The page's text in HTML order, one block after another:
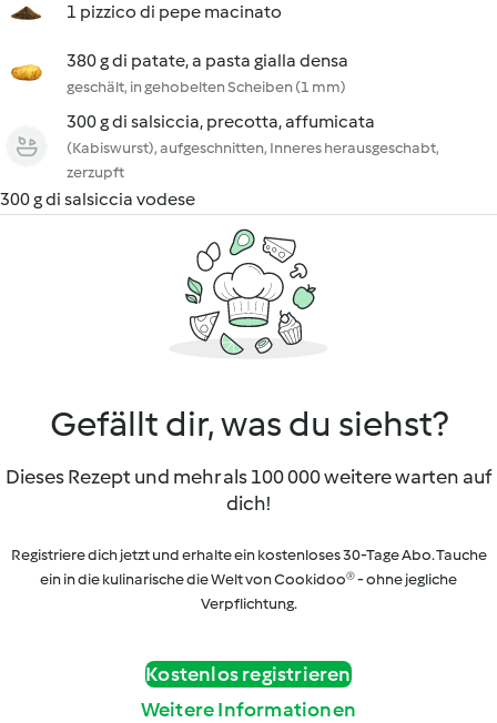
1 pizzico di pepe macinato
380 g di patate, a pasta gialla densa
geschält, in gehobelten Scheiben (1 mm)
300 g di salsiccia, precotta, affumicata
(Kabiswurst), aufgeschnitten, Inneres herausgeschabt,
zerzupft
300 g di salsiccia vodese
Gefällt dir, was du siehst?
Dieses Rezept und mehr als 100 000 weitere warten auf
dich!
Registriere dich jetzt und erhalte ein kostenloses 30-Tage Abo. Tauche
ein in die kulinarische die Welt von Cookidoo® - ohne jegliche
Verpflichtung.
Kostenlos registrieren
Weitere Informationen